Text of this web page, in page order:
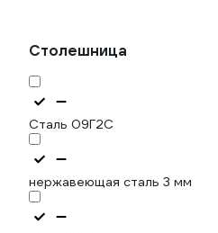
Столешница
Cталь 09Г2С
нержавеющая сталь 3 мм